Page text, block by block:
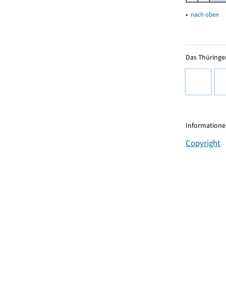
▴ nach oben
Das
Copyright